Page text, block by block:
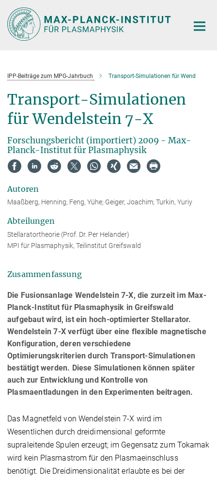
Hauptinhalt
IPP-Beiträge zum MPG-Jahrbuch Transport-Simulationen für Wend
Transport-Simulationen
für Wendelstein 7-X
Forschungsbericht (importiert) 2009 - Max-
Planck-Institut für Plasmaphysik
Autoren
Maaßberg, Henning; Feng, Yühe; Geiger, Joachim; Turkin, Yuriy
Abteilungen
Stellaratortheorie (Prof. Dr. Per Helander)
MPI für Plasmaphysik, Teilinstitut Greifswald
Zusammenfassung
Die Fusionsanlage Wendelstein 7-X, die zurzeit im Max-
Planck-Institut für Plasmaphysik in Greifswald
aufgebaut wird, ist ein hoch-optimierter Stellarator.
Wendelstein 7-X verfügt über eine flexible magnetische
Konfiguration, deren verschiedene
Optimierungskriterien durch Transport-Simulationen
bestätigt werden. Diese Simulationen können später
auch zur Entwicklung und Kontrolle von
Plasmaentladungen in den Experimenten beitragen.
Das Magnetfeld von Wendelstein 7-X wird im
Wesentlichen durch dreidimensional geformte
supraleitende Spulen erzeugt; im Gegensatz zum Tokamak
wird kein Plasmastrom für den Plasmaeinschluss
benötigt. Die Dreidimensionalität erlaubte es bei der